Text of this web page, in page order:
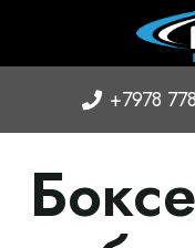
+7978